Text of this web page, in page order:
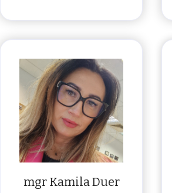
mgr Kamila Duer